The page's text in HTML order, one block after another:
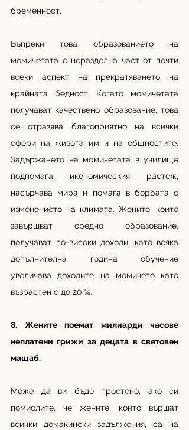
бременност.
Въпреки това образованието на
момичетата е неразделна част от почти
всеки аспект на прекратяването на
крайната бедност. Когато момичетата
получават качествено образование, това
се отразява благоприятно на всички
сфери на живота им и на общностите.
Задържането на момичетата в училище
подпомага икономическия растеж,
насърчава мира и помага в борбата с
изменението на климата. Жените, които
завършват средно образование,
получават по-високи доходи, като всяка
допълнителна година обучение
увеличава доходите на момичето като
възрастен с до 20 %.
8. Жените поемат милиарди часове
неплатени грижи за децата в световен
мащаб.
Може да ви бъде простено, ако си
помислите, че жените, които вършат
всички домакински задължения, са на